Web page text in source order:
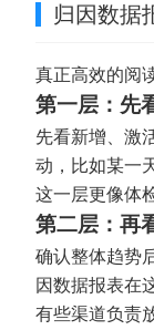
归因数据
真正高效的阅
第一层：先
先看新增、激
动，比如某一
这一层更像体
第二层：再
确认整体趋势
因数据报表在
有些渠道负责